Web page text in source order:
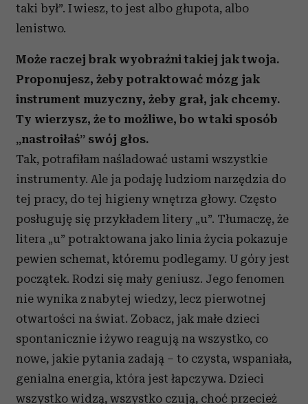
taki był”. I wiesz, to jest albo głupota, albo
lenistwo.
Może raczej brak wyobraźni takiej jak twoja.
Proponujesz, żeby potraktować mózg jak
instrument muzyczny, żeby grał, jak chcemy.
Ty wierzysz, że to możliwe, bo w taki sposób
„nastroiłaś” swój głos.
Tak, potrafiłam naśladować ustami wszystkie
instrumenty. Ale ja podaję ludziom narzędzia do
tej pracy, do tej higieny wnętrza głowy. Często
posługuję się przykładem litery „u”. Tłumaczę, że
litera „u” potraktowana jako linia życia pokazuje
pewien schemat, któremu podlegamy. U góry jest
początek. Rodzi się mały geniusz. Jego fenomen
nie wynika z nabytej wiedzy, lecz pierwotnej
otwartości na świat. Zobacz, jak małe dzieci
spontanicznie i żywo reagują na wszystko, co
nowe, jakie pytania zadają – to czysta, wspaniała,
genialna energia, która jest łapczywa. Dzieci
wszystko widzą, wszystko czują, choć przecież